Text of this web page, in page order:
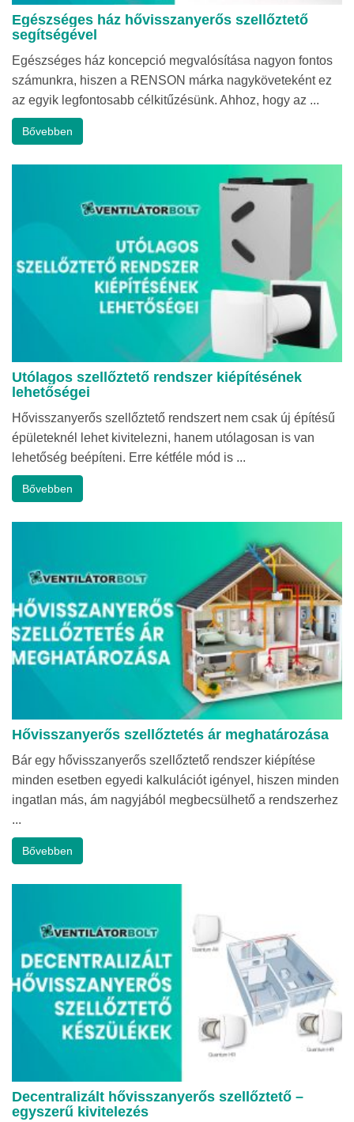
Egészséges ház hővisszanyerős szellőztető
segítségével
Egészséges ház koncepció megvalósítása nagyon fontos
számunkra, hiszen a RENSON márka nagyköveteként ez
az egyik legfontosabb célkitűzésünk. Ahhoz, hogy az ...
Bővebben
Utólagos szellőztető rendszer kiépítésének
lehetőségei
Hővisszanyerős szellőztető rendszert nem csak új építésű
épületeknél lehet kivitelezni, hanem utólagosan is van
lehetőség beépíteni. Erre kétféle mód is ...
Bővebben
Hővisszanyerős szellőztetés ár meghatározása
Bár egy hővisszanyerős szellőztető rendszer kiépítése
minden esetben egyedi kalkulációt igényel, hiszen minden
ingatlan más, ám nagyjából megbecsülhető a rendszerhez
...
Bővebben
Decentralizált hővisszanyerős szellőztető –
egyszerű kivitelezés